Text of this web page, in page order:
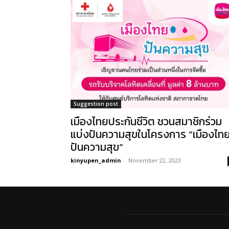
Suggestion post
เมืองไทยประกันชีวิต ชวนสมาชิกร่วม
แบ่งปันความสุขในโครงการ “เมืองไท
ปันความสุข”
kinyupen_admin - November 22, 2023